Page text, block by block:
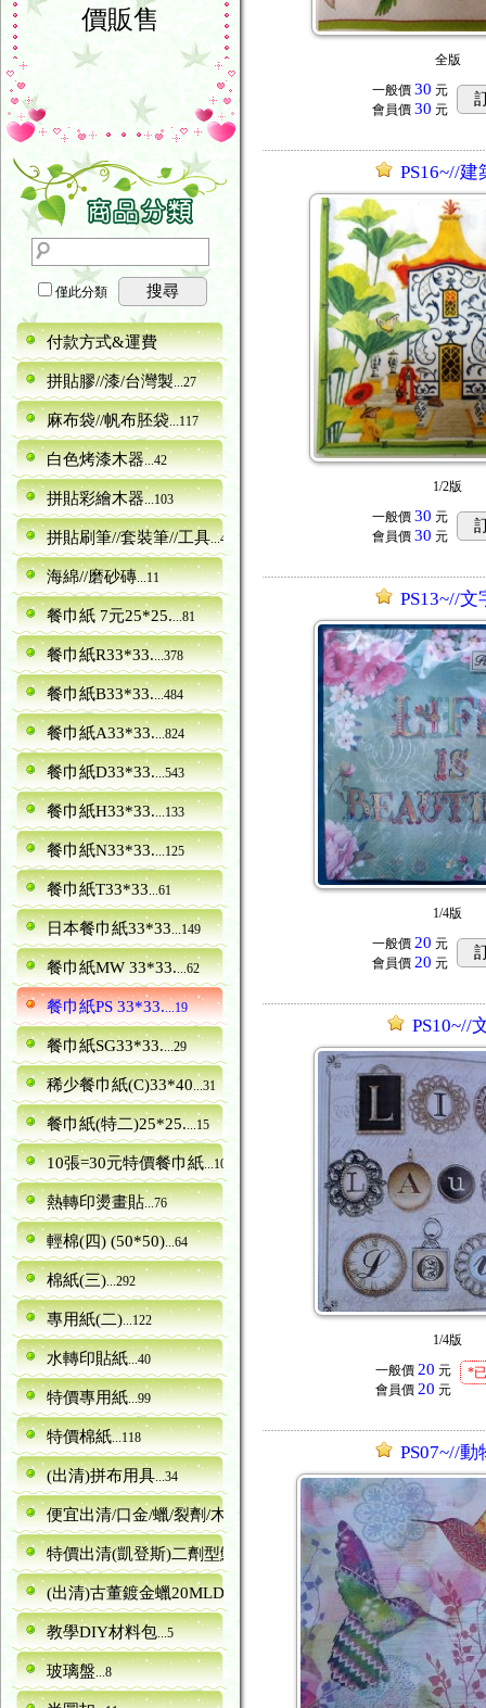
價販售
僅此分類 搜尋
付款方式&運費
拼貼膠//漆/台灣製...27
麻布袋//帆布胚袋...117
白色烤漆木器...42
拼貼彩繪木器...103
拼貼刷筆//套裝筆//工具...40
海綿//磨砂磚...11
餐巾紙 7元25*25....81
餐巾紙R33*33....378
餐巾紙B33*33....484
餐巾紙A33*33....824
餐巾紙D33*33....543
餐巾紙H33*33....133
餐巾紙N33*33....125
餐巾紙T33*33...61
日本餐巾紙33*33...149
餐巾紙MW 33*33....62
餐巾紙PS 33*33....19
餐巾紙SG33*33....29
稀少餐巾紙(C)33*40...31
餐巾紙(特二)25*25....15
10張=30元特價餐巾紙...10
熱轉印燙畫貼...76
輕棉(四) (50*50)...64
棉紙(三)...292
專用紙(二)...122
水轉印貼紙...40
特價專用紙...99
特價棉紙...118
(出清)拼布用具...34
便宜出清/口金/蠟/裂劑/木器
特價出清(凱登斯)二劑型鱷魚紋裂劑canence ...6
(出清)古董鍍金蠟20MLDORA
教學DIY材料包...5
玻璃盤...8
全版
一般價 30 元
會員價 30 元
PS16~//建
1/2版
一般價 30 元
會員價 30 元
PS13~//文
1/4版
一般價 20 元
會員價 20 元
PS10~//
1/4版
一般價 20 元
會員價 20 元
*
PS07~//動